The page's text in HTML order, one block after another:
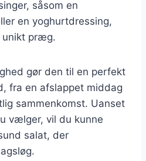
såsom en
en yoghurtdressing,
unikt præg.
gør den til en perfekt
fra en afslappet middag
sammenkomst. Uanset
vælger, vil du kunne
salat, der